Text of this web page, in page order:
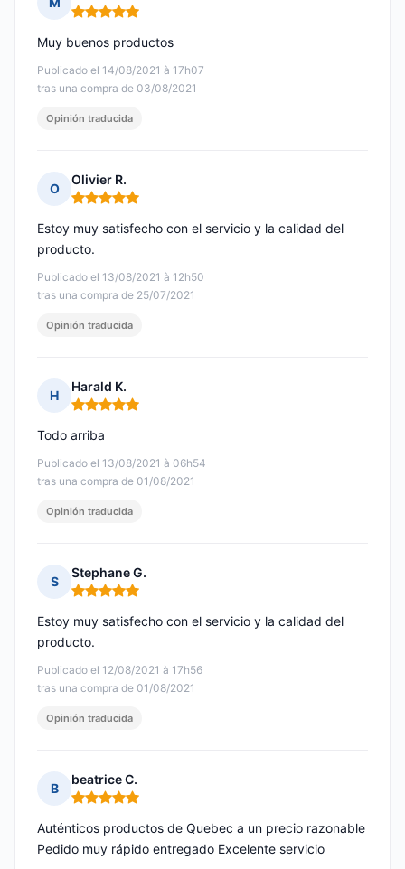
Nota: 5 de 5
Publicado el 14/08/2021 à 17h07
tras una compra de 03/08/2021
Muy buenos productos
Opinión traducida
O
Olivier R.
Nota: 5 de 5
Publicado el 13/08/2021 à 12h50
tras una compra de 25/07/2021
Estoy muy satisfecho con el servicio y la calidad del
producto.
Opinión traducida
H
Harald K.
Nota: 5 de 5
Publicado el 13/08/2021 à 06h54
tras una compra de 01/08/2021
Todo arriba
Opinión traducida
S
Stephane G.
Nota: 5 de 5
Publicado el 12/08/2021 à 17h56
tras una compra de 01/08/2021
Estoy muy satisfecho con el servicio y la calidad del
producto.
Opinión traducida
B
beatrice C.
Nota: 5 de 5
Auténticos productos de Quebec a un precio razonable
Pedido muy rápido entregado Excelente servicio